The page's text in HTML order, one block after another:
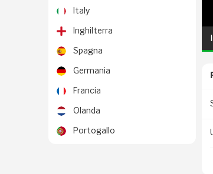
Italy
Inghilterra
Spagna
Germania
Francia
Olanda
Portogallo